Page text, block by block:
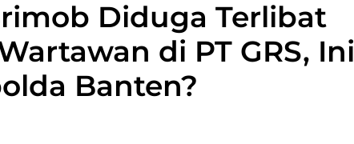
Diduga Terlibat
di PT GRS, Ini
Banten?